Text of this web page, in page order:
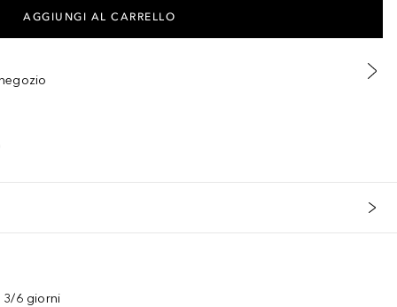
AGGIUNGI AL CARRELLO
3/6 giorni